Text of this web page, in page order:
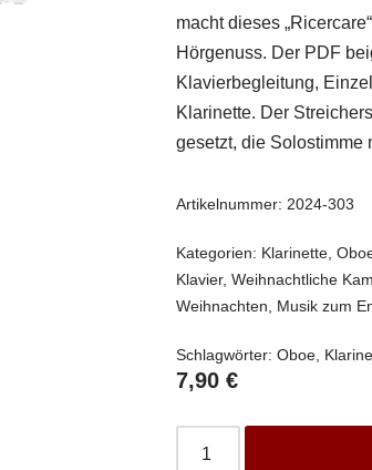
macht dieses
Hörgenuss. Der PDF
Klavierbegleitung,
Klarinette. Der
gesetzt, die Solostimme
Artikelnummer: 2024-303
Kategorien: Klarinette ,
Klavier,Weihnachtliche
Weihnachten
Musik zum
Schlagwörter:Oboe
7,90€